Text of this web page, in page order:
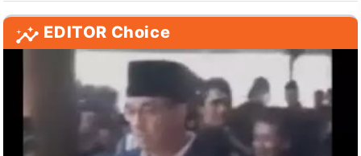
EDITOR Choice